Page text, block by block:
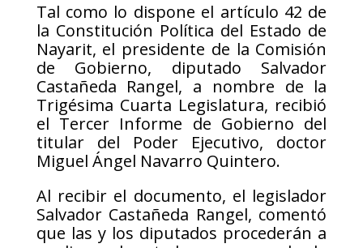
Tal como lo dispone el artículo 42 de
la Constitución Política del Estado de
Nayarit, el presidente de la Comisión
de Gobierno, diputado Salvador
Castañeda Rangel, a nombre de la
Trigésima Cuarta Legislatura, recibió
el Tercer Informe de Gobierno del
titular del Poder Ejecutivo, doctor
Miguel Ángel Navarro Quintero.
Al recibir el documento, el legislador
Salvador Castañeda Rangel, comentó
que las y los diputados procederán a